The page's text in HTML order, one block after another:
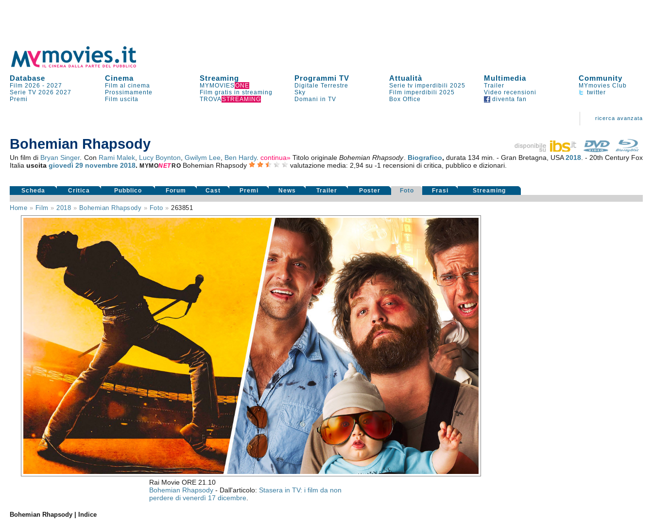
Database Cinema Streaming Programmi TV Attualità Multimedia Community
Film 2026 -2027 Film al cinema MYMOVIESONE Digitale Terrestre Serie tv imperdibili 2025 Trailer
MYmovies Club
Serie TV 2026 2027 Prossimamente Film gratis in streaming Sky Film imperdibili 2025 Video recensioni
twitter
Premi
Film uscita TROVASTREAMING Domani in TV Box Office diventa fan
ricerca avanzata
Bohemian Rhapsody
Un film di Bryan Singer. Con Rami Malek, Lucy Boynton Gwilym Lee, Ben Hardy.continua» Titolo originaleBohemian Rhapsody. Biografico, durata 134 min. - Gran Bretagna, USA2018 . - 20th Century Fox
Italiauscitagiovedì 29 novembre 2018.MYMONET RO Bohemian Rhapsody valutazione media: 2,94 su -1 recensioni di critica, pubblico e dizionari.
Scheda Critica Pubblico Forum Cast Premi News Trailer Poster Foto Frasi Streaming
Home » Film » 2018 » Bohemian Rhapsody » Foto »263851
Rai Movie ORE 21.10
Bohemian Rhapsody- Dall'articolo: Stasera in TV: i film da non
perdere di venerdì 17 dicembre.
Bohemian Rhapsody | Indice